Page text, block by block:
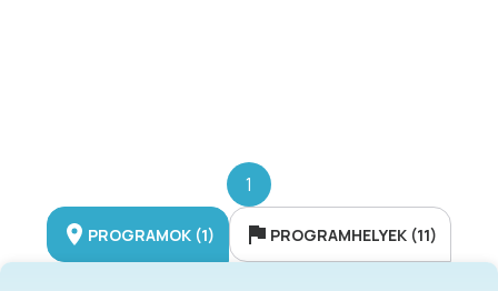
1
PROGRAMOK (1) PROGRAMHELYEK (11)